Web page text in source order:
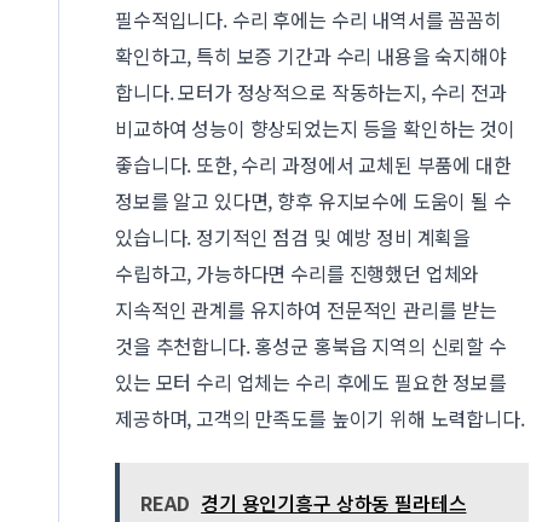
필수적입니다. 수리 후에는 수리 내역서를 꼼꼼히
확인하고, 특히 보증 기간과 수리 내용을 숙지해야
합니다. 모터가 정상적으로 작동하는지, 수리 전과
비교하여 성능이 향상되었는지 등을 확인하는 것이
좋습니다. 또한, 수리 과정에서 교체된 부품에 대한
정보를 알고 있다면, 향후 유지보수에 도움이 될 수
있습니다. 정기적인 점검 및 예방 정비 계획을
수립하고, 가능하다면 수리를 진행했던 업체와
지속적인 관계를 유지하여 전문적인 관리를 받는
것을 추천합니다. 홍성군 홍북읍 지역의 신뢰할 수
있는 모터 수리 업체는 수리 후에도 필요한 정보를
제공하며, 고객의 만족도를 높이기 위해 노력합니다.
READ 경기 용인기흥구 상하동 필라테스